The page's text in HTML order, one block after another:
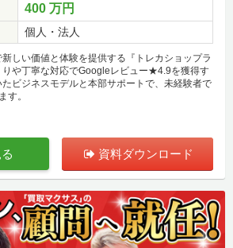
400 万円
個人・法人
しい価値と体験を提供する『トレカショップラ
りや丁寧な対応でGoogleレビュー★4.9を獲得す
ビジネスモデルと本部サポートで、未経験者で
す。
資料ダウンロード